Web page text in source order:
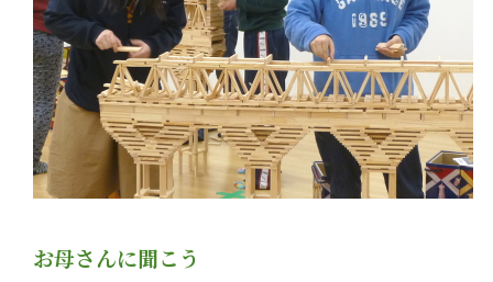
お母さんに聞こう